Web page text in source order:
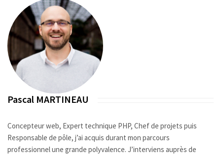
Pascal MARTINEAU
Concepteur web, Expert technique PHP, Chef de projets puis
Responsable de pôle, j’ai acquis durant mon parcours
professionnel une grande polyvalence. J’interviens auprès de